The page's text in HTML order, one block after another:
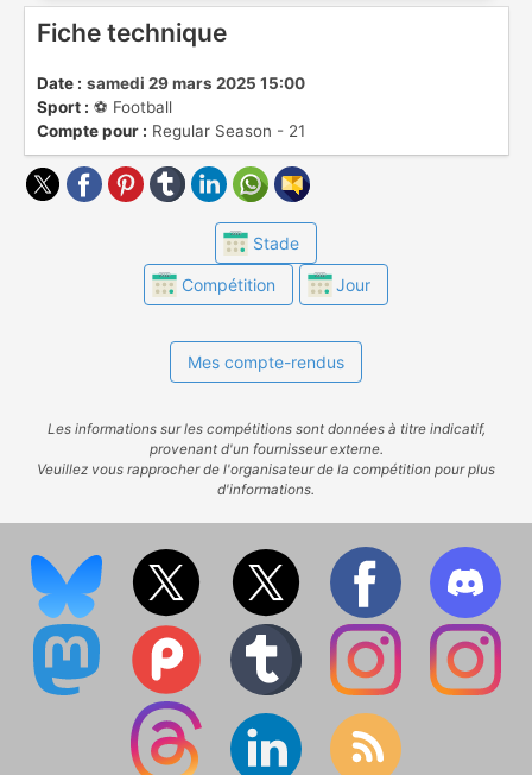
Fiche technique
Date : samedi 29 mars 2025 15:00
Sport : ⚽️ Football
Compte pour : Regular Season - 21
Stade
Compétition Jour
Mes compte-rendus
Les informations sur les compétitions sont données à titre indicatif,
provenant d'un fournisseur externe.
Veuillez vous rapprocher de l'organisateur de la compétition pour plus
d'informations.